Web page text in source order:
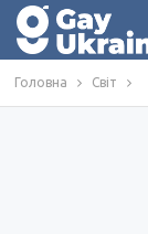
Головна Світ